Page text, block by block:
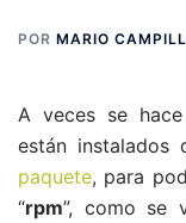
POR MARIO
A veces se
están instalados
paquete, para
“rpm”, como se